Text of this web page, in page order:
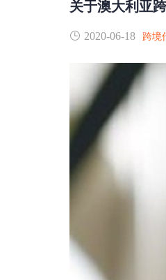
关于澳大利亚
2020-06-18 跨境